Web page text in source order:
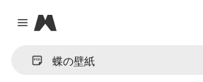
Close menu
Magnific